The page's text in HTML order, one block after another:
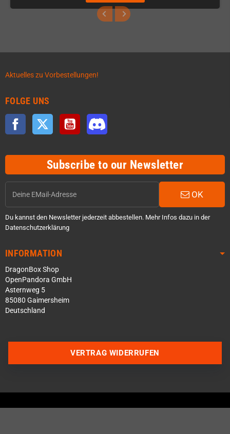
Aktuelles zu Vorbestellungen!
FOLGE UNS
Facebook Twitter YouTube
Subscribe to our Newsletter
OK
Du kannst den Newsletter jederzeit abbestellen. Mehr Infos dazu in der
Datenschutzerklärung
INFORMATION
DragonBox Shop
OpenPandora GmbH
Asternweg 5
85080 Gaimersheim
Deutschland
Über WhatsApp schreiben
VERTRAG WIDERRUFEN